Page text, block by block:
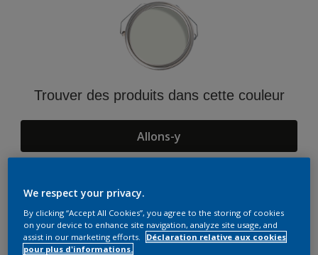
Trouver des produits dans cette couleur
Allons-y
Suggestions d'Harmonies
We respect your privacy.
By clicking “Accept All Cookies”, you agree to the storing of cookies
on your device to enhance site navigation, analyze site usage, and
assist in our marketing efforts.
Déclaration relative aux cookies
pour plus d'informations.